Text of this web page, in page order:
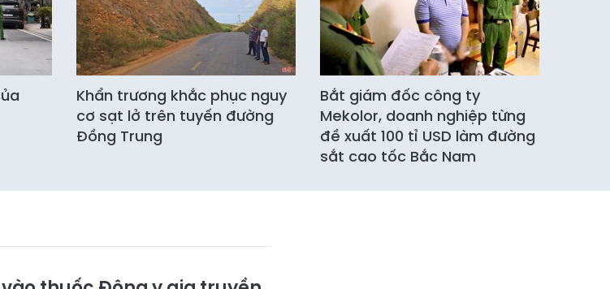
Khẩn trương khắc phục nguy
cơ sạt lở trên tuyến đường
Đồng Trung
Bắt giám đốc công ty
Mekolor, doanh nghiệp từng
đề xuất 100 tỉ USD làm đường
sắt cao tốc Bắc Nam